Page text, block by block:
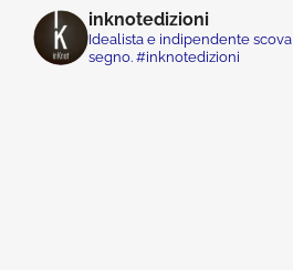
inknotedizioni
Idealista e indipendente
segno. #inknotedizioni